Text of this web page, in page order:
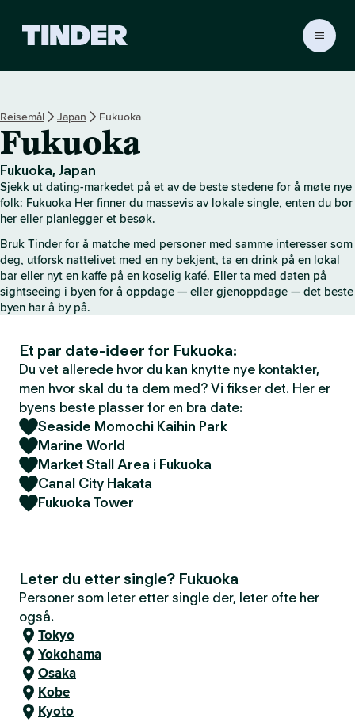
r
s
h
e
m
m
s
i
d
e
Reisemål Japan Fukuoka
Fukuoka
Fukuoka, Japan
Sjekk ut dating-markedet på et av de beste stedene for å møte nye
folk: Fukuoka Her finner du massevis av lokale single, enten du bor
her eller planlegger et besøk.
Bruk Tinder for å matche med personer med samme interesser som
deg, utforsk nattelivet med en ny bekjent, ta en drink på en lokal
bar eller nyt en kaffe på en koselig kafé. Eller ta med daten på
sightseeing i byen for å oppdage — eller gjenoppdage — det beste
byen har å by på.
Et par date-ideer for Fukuoka:
Du vet allerede hvor du kan knytte nye kontakter,
men hvor skal du ta dem med? Vi fikser det. Her er
byens beste plasser for en bra date:
Seaside Momochi Kaihin Park
Marine World
Market Stall Area i Fukuoka
Canal City Hakata
Fukuoka Tower
Leter du etter single? Fukuoka
Personer som leter etter single der, leter ofte her
også.
Tokyo
Yokohama
Osaka
Kobe
Kyoto